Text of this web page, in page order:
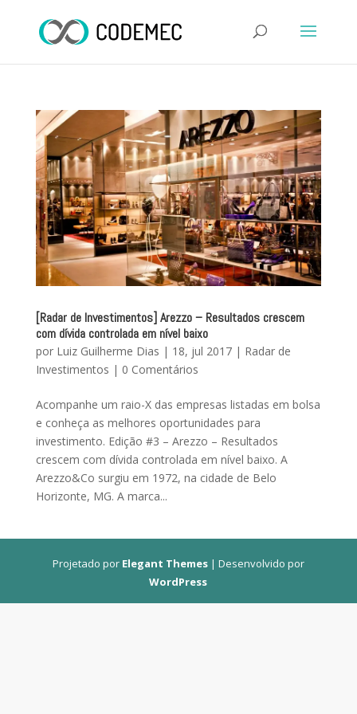
[Radar de Investimentos] Arezzo – Resultados crescem
com dívida controlada em nível baixo
por Luiz Guilherme Dias | 18, jul 2017| Radar de
Investimentos | 0 Comentários
Acompanhe um raio-X das empresas listadas em bolsa
e conheça as melhores oportunidades para
investimento. Edição #3 – Arezzo – Resultados
crescem com dívida controlada em nível baixo. A
Arezzo&Co surgiu em 1972, na cidade de Belo
Horizonte, MG. A marca...
Projetado por Elegant Themes| Desenvolvido por
WordPress